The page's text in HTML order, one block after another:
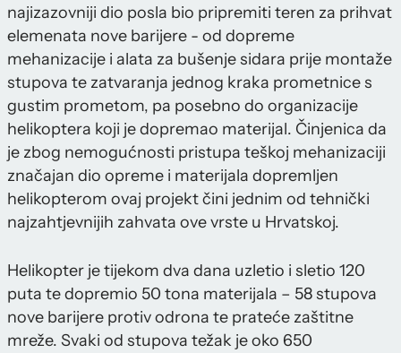
najizazovniji dio posla bio pripremiti teren za prihvat
elemenata nove barijere - od dopreme
mehanizacije i alata za bušenje sidara prije montaže
stupova te zatvaranja jednog kraka prometnice s
gustim prometom, pa posebno do organizacije
helikoptera koji je dopremao materijal. Činjenica da
je zbog nemogućnosti pristupa teškoj mehanizaciji
značajan dio opreme i materijala dopremljen
helikopterom ovaj projekt čini jednim od tehnički
najzahtjevnijih zahvata ove vrste u Hrvatskoj.
Helikopter je tijekom dva dana uzletio i sletio 120
puta te dopremio 50 tona materijala – 58 stupova
nove barijere protiv odrona te prateće zaštitne
mreže. Svaki od stupova težak je oko 650